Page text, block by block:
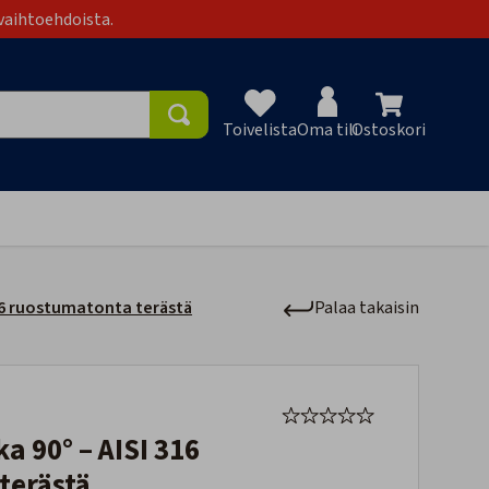
ToivelistaOma tiliOstoskori
ruostumatonta terästä Palaa takaisin